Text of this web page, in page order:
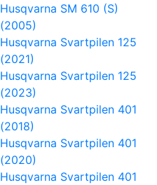
Husqvarna SM 610 (S)
(2005)
Husqvarna Svartpilen 125
(2021)
Husqvarna Svartpilen 125
(2023)
Husqvarna Svartpilen 401
(2018)
Husqvarna Svartpilen 401
(2020)
Husqvarna Svartpilen 401